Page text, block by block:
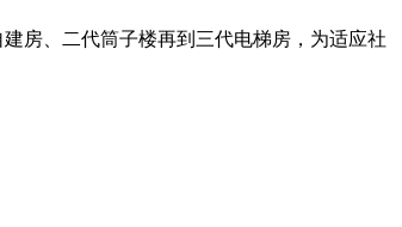
房、二代筒子楼再到三代电梯房，为适应社